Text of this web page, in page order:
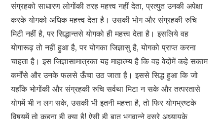
संग्रहको साधारण लोगोंकी तरह महत्त्व नहीं देता, प्रत्युत उनकी अपेक्षा
करके योगको अधिक महत्त्व देता है। उसकी भोग और संग्रहकी रुचि
मिटी नहीं है, पर सिद्धान्तसे योगको ही महत्त्व देता है। इसलिये वह
योगारूढ़ तो नहीं हुआ है, पर योगका जिज्ञासु है, योगको प्राप्त करना
चाहता है। इस जिज्ञासामात्रका यह माहात्म्य है कि वह वेदोंमें कहे सकाम
कर्मोंसे और उनके फलसे ऊँचा उठ जाता है। इससे सिद्ध हुआ कि जो
यहाँके भोगोंकी और संग्रहकी रुचि सर्वथा मिटा न सके और तत्परतासे
योगमें भी न लग सके, उसकी भी इतनी महत्ता है, तो फिर योगभ्रष्टके
विषयमें तो कहना ही क्या है! ऐसी ही बात भगवान्ने दूसरे अध्यायके